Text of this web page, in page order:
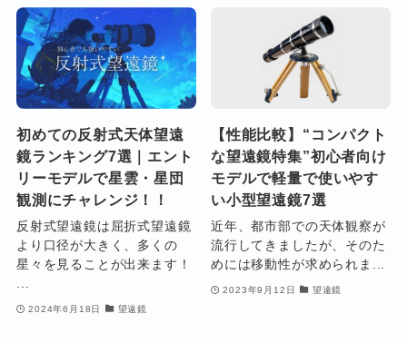
初めての反射式天体望遠
鏡ランキング7選｜エント
リーモデルで星雲・星団
観測にチャレンジ！！
反射式望遠鏡は屈折式望遠鏡
より口径が大きく、多くの
星々を見ることが出来ます！
2024年6月18日 望遠鏡
【性能比較】“コンパクト
な望遠鏡特集”初心者向け
モデルで軽量で使いやす
い小型望遠鏡7選
近年、都市部での天体観察が
流行してきましたが、そのた
めには移動性が求められま...
2023年9月12日 望遠鏡